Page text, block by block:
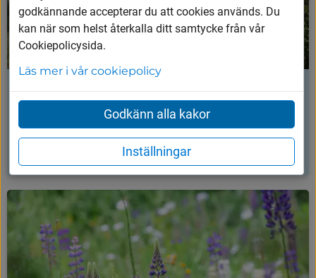
Bevattning och bevattningsförbud
Bevattning kan behövas – men följ alltid
eventuella bevattningsförbud för att
spara vatten och skydda miljön.
godkännande accepterar du att cookies används. Du
kan när som helst återkalla ditt samtycke från vår
Cookiepolicysida.
Läs mer i vår cookiepolicy
Godkänn alla kakor
Inställningar